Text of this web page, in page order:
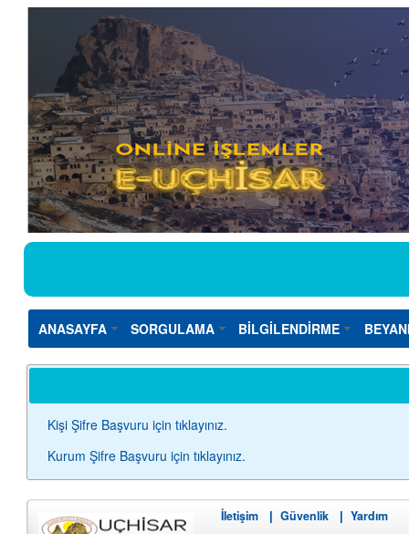
ANASAYFA SORGULAMA BİLGİLENDİRME
Kişi Şifre Başvuru için tıklayınız.
Kurum Şifre Başvuru için tıklayınız.
İletişim Güvenlik Yardım